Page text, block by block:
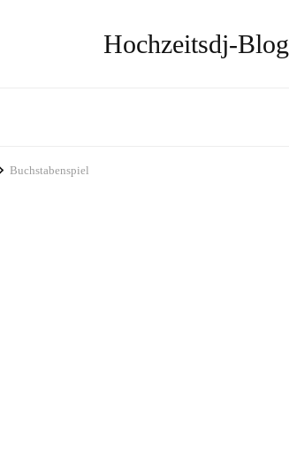
Hochzeitsdj-Blog
Buchstabenspiel